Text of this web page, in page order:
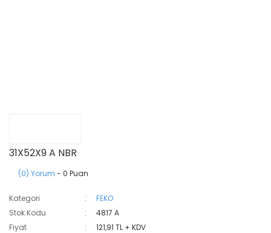
31X52X9 A NBR
(0) Yorum - 0 Puan
Kategori
FEKO
Stok Kodu
4817 A
Fiyat
121,91 TL + KDV